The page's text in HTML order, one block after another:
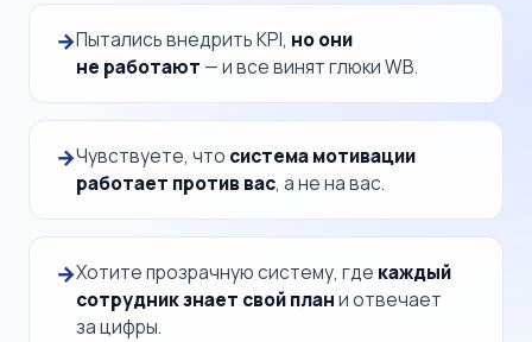
Пытались внедрить KPI, но они
не работают — и все винят глюки WB.
Чувствуете, что система мотивации
работает против вас, а не на вас.
Хотите прозрачную систему, где каждый
сотрудник знает свой плани отвечает
за цифры.